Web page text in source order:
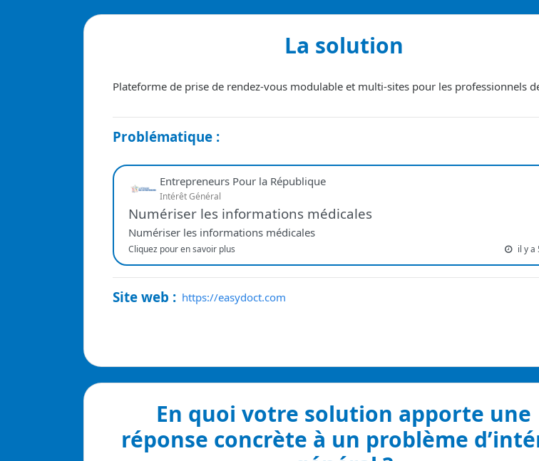
La solution
Plateforme de prise de rendez-vous modulable et multi-sites pour les professionnels
Problématique :
Entrepreneurs Pour la République
Intérêt Général
Numériser les informations médicales
Numériser les informations médicales
Cliquez pour en savoir plus il y a
Site web : https://easydoct.com
En quoi votre solution apporte une
réponse concrète à un problème